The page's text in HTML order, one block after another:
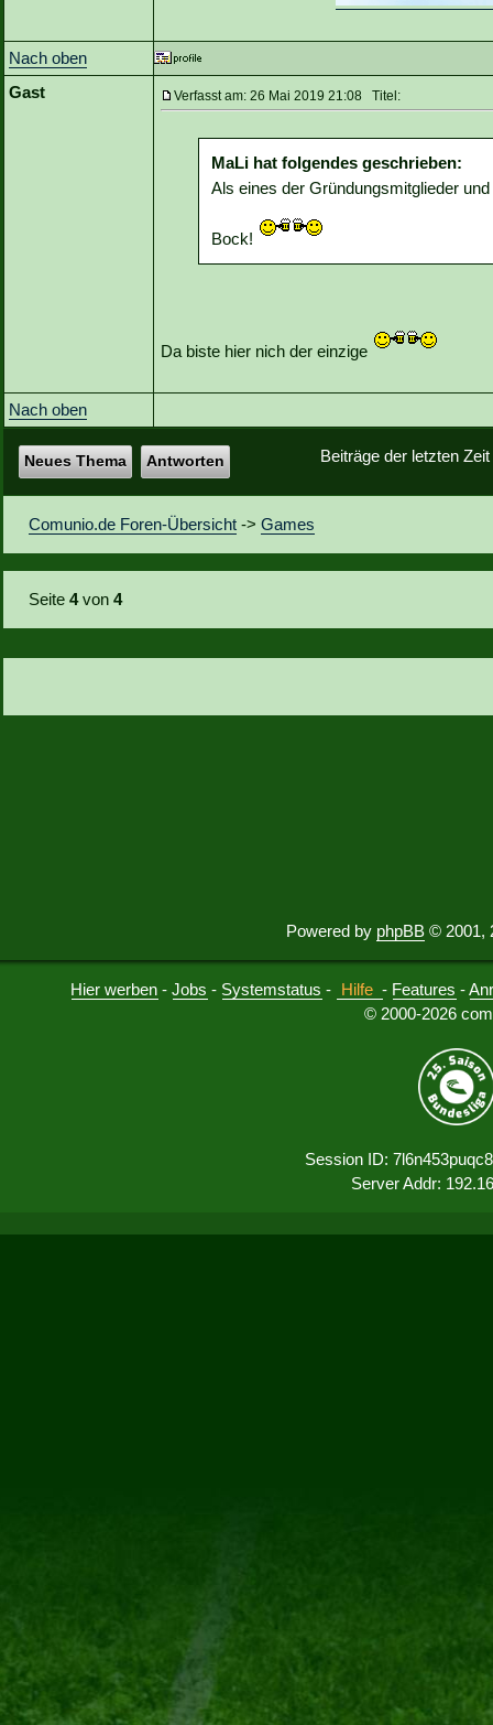
Nach oben
Gast
Verfasst am: 26 Mai 2019 21:08 Titel:
MaLi hat folgendes geschrieben:
Als eines der Gründungsmitglieder
Bock!
Da biste hier nich der einzige
Nach oben
Beiträge der letzten
Neues Thema Antworten
Comunio.de Foren-Übersicht ->Games
Seite4von4
Powered by phpBB © 2001,
Hier werben -Jobs - Systemstatus - Hilfe - Features -
© 2000-2026
Session ID:
Server Addr: